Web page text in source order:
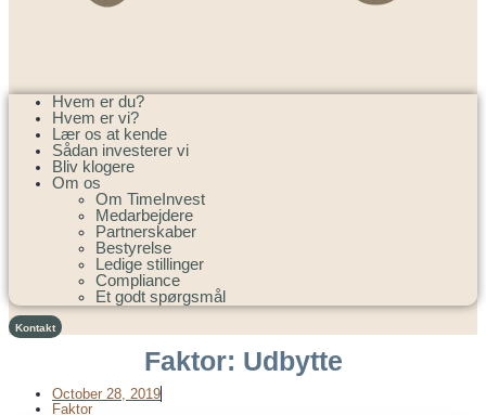
Hvem er du?
Hvem er vi?
Lær os at kende
Sådan investerer vi
Bliv klogere
Om os
Om TimeInvest
Medarbejdere
Partnerskaber
Bestyrelse
Ledige stillinger
Compliance
Et godt spørgsmål
Kontakt
Faktor: Udbytte
October 28, 2019
Faktor